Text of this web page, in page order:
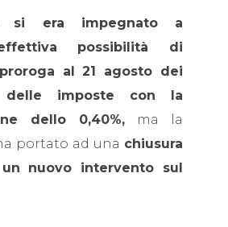
si era impegnato a
possibilità di
al 21 agosto dei
delle imposte con la
dello 0,40%, ma la
portato ad una chiusura
nuovo intervento sul